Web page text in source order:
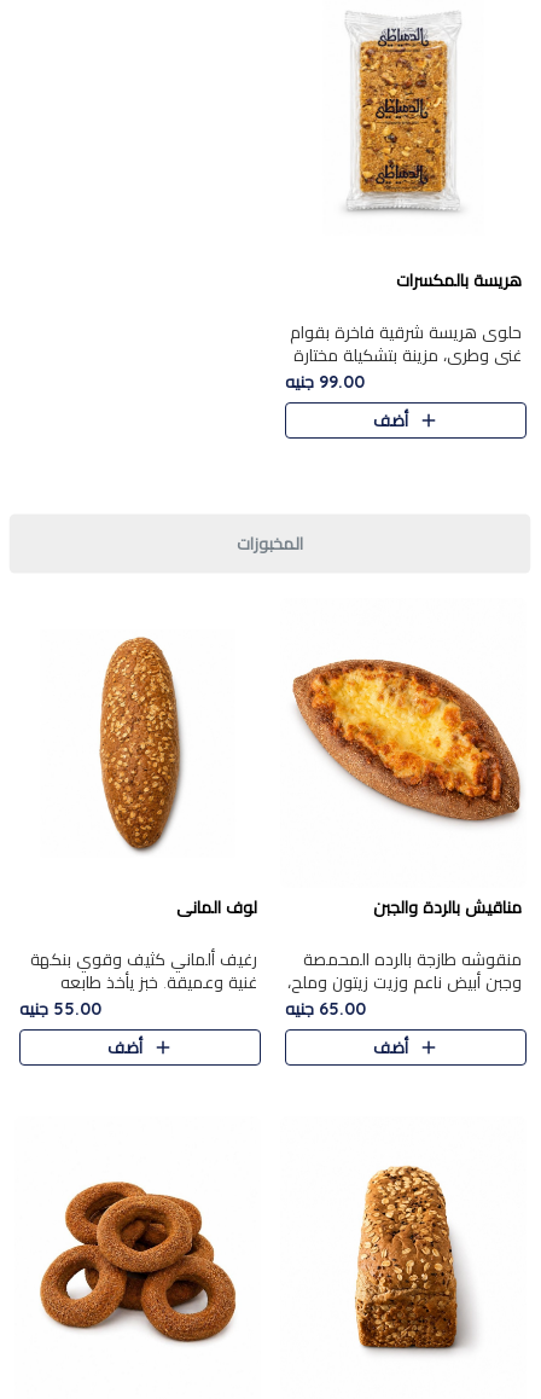
هريسة بالمكسرات
حلوى هريسة شرقية فاخرة بقوام
غني وطري، مزينة بتشكيلة مختارة
من المكسرات الفاخرة التي تضيف
قرمشة مميزة ونكهة غنية في كل
قطعة. تجمع بين المذاق..
99.00 جنيه
أضف
المخبوزات
مناقيش بالردة والجبن
منقوشه طازجة بالرده المحمصة
وجبن أبيض ناعم وزيت زيتون وملح،
مباشرة من الفرن.الرده مع نعومة
الجبن فوق عجينة طازجة.
65.00 جنيه
أضف
لوف المانى
رغيف ألماني كثيف وقوي بنكهة
غنية وعميقة. خبز يأخذ طابعه
55.00 جنيه
أضف